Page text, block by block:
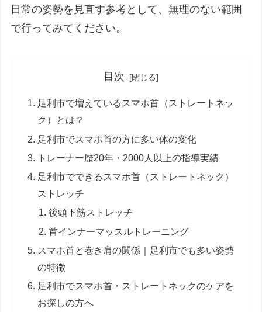
日常の姿勢を見直す参考として、無理のない範囲
で行ってみてください。
目次
足利市で増えているスマホ首（ストレートネッ
ク）とは？
足利市でスマホ首の方に多い体の変化
トレーナー歴20年・2000人以上の指導実績
足利市でできるスマホ首（ストレートネック）
ストレッチ
後頭下筋ストレッチ
首インナーマッスルトレーニング
スマホ首と巻き肩の関係｜足利市でも多い姿勢
の特徴
足利市でスマホ首・ストレートネックのケアを
お探しの方へ